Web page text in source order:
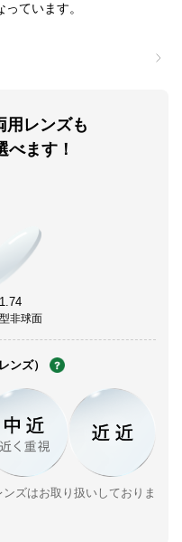
用レンズも
べます！
1.74
非球面
ンズ）
ズはお取り扱いしておりま
ています。